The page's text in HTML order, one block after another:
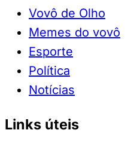
Vovô de Olho
Memes do vovô
Esporte
Política
Notícias
Links úteis